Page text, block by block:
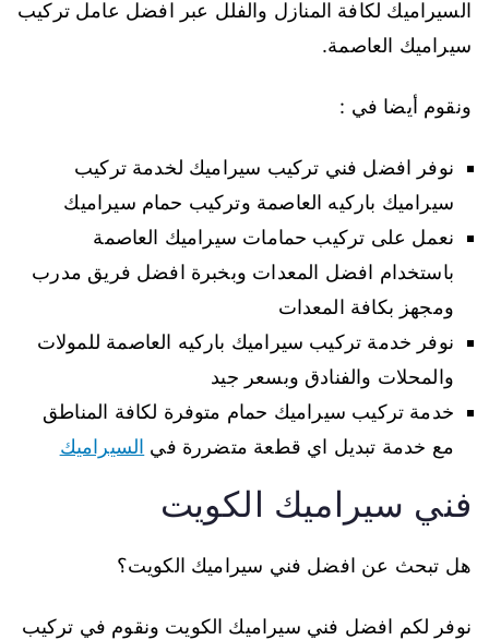
السيراميك لكافة المنازل والفلل عبر افضل عامل تركيب
سيراميك العاصمة.
ونقوم أيضا في :
نوفر افضل فني تركيب سيراميك لخدمة تركيب
سيراميك باركيه العاصمة وتركيب حمام سيراميك
نعمل على تركيب حمامات سيراميك العاصمة
باستخدام افضل المعدات وبخبرة افضل فريق مدرب
ومجهز بكافة المعدات
نوفر خدمة تركيب سيراميك باركيه العاصمة للمولات
والمحلات والفنادق وبسعر جيد
خدمة تركيب سيراميك حمام متوفرة لكافة المناطق
مع خدمة تبديل اي قطعة متضررة في السيراميك
فني سيراميك الكويت
هل تبحث عن افضل فني سيراميك الكويت؟
نوفر لكم افضل فني سيراميك الكويت ونقوم في تركيب